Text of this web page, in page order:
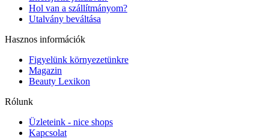
Hol van a szállítmányom?
Utalvány beváltása
Hasznos információk
Figyelünk környezetünkre
Magazin
Beauty Lexikon
Rólunk
Üzleteink - nice shops
Kapcsolat